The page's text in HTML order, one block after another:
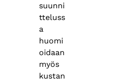
suunni
tteluss
a
huomi
oidaan
myös
kustan